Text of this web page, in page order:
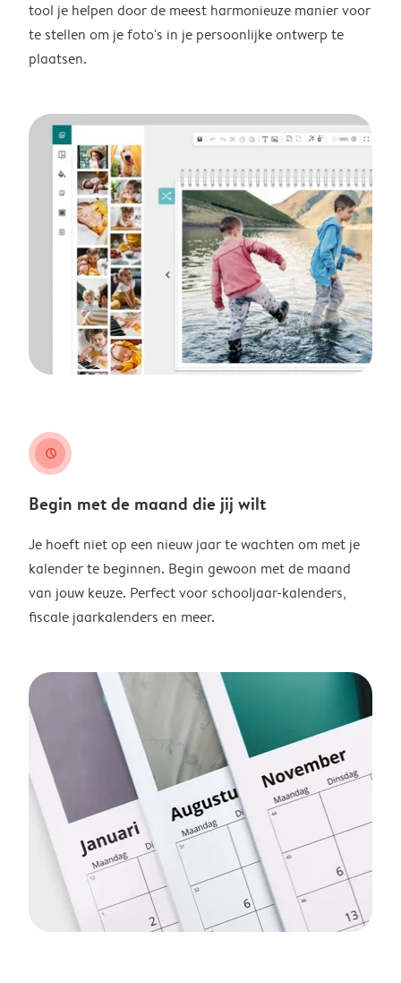
tool je helpen door de meest harmonieuze manier voor
te stellen om je foto's in je persoonlijke ontwerp te
plaatsen.
clock
Begin met de maand die jij wilt
Je hoeft niet op een nieuw jaar te wachten om met je
kalender te beginnen. Begin gewoon met de maand
van jouw keuze. Perfect voor schooljaar-kalenders,
fiscale jaarkalenders en meer.